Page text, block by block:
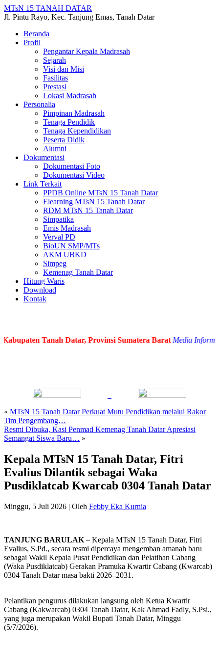
MTsN 15 TANAH DATAR
Jl. Pintu Rayo, Kec. Tanjung Emas, Tanah Datar
Beranda
Profil
Pengantar Kepala Madrasah
Sejarah
Visi dan Misi
Fasilitas
Prestasi
Lokasi Madrasah
Personalia
Pimpinan Madrasah
Tenaga Pendidik
Tenaga Kependidikan
Peserta Didik
Alumni
Dokumentasi
Dokumentasi Foto
Dokumentasi Video
Link Terkait
PPDB Online MTsN 15 Tanah Datar
Elearning MTsN 15 Tanah Datar
RDM MTsN 15 Tanah Datar
Simpatika
Emis Madrasah
Verval PD
BioUN SMP/MTs
AKM UBKD
Simpeg
Kemenag Tanah Datar
Hitung Waris
Download
Kontak
Tanah Datar, Provinsi Sumatera Barat Media Informasi
« MTsN 15 Tanah Datar Perkuat Mutu Pendidikan melalui Rakor
Tim Pengembang…
Resmi Dibuka, Kasi Penmad Kemenag Tanah Datar Apresiasi
Semangat Siswa Baru… »
Kepala MTsN 15 Tanah Datar, Fitri
Evalius Dilantik sebagai Waka
Pusdiklatcab Kwarcab 0304 Tanah Datar
Minggu, 5 Juli 2026 | Oleh Febby Eka Kurnia
TANJUNG BARULAK – Kepala MTsN 15 Tanah Datar, Fitri
Evalius, S.Pd., secara resmi dipercaya mengemban amanah baru
sebagai Wakil Kepala Pusat Pendidikan dan Pelatihan Cabang
(Waka Pusdiklatcab) Gerakan Pramuka Kwartir Cabang (Kwarcab)
0304 Tanah Datar masa bakti 2026–2031.
Pelantikan pengurus dilakukan langsung oleh Ketua Kwartir
Cabang (Kakwarcab) 0304 Tanah Datar, Kak Ahmad Fadly, S.Psi.,
yang juga merupakan Wakil Bupati Tanah Datar, Minggu
(5/7/2026).